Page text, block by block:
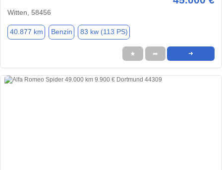
Witten, 58456
40.877 km Benzin 83 kw (113 PS)
★ ➦ ➜